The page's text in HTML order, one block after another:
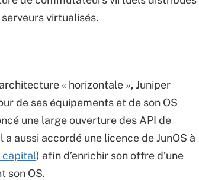
virtualisés.
« horizontale », Juniper
de ses équipements et de son OS
une large ouverture des API de
aussi accordé une licence de JunOS à
capital) afin d’enrichir son offre d’une
son OS.